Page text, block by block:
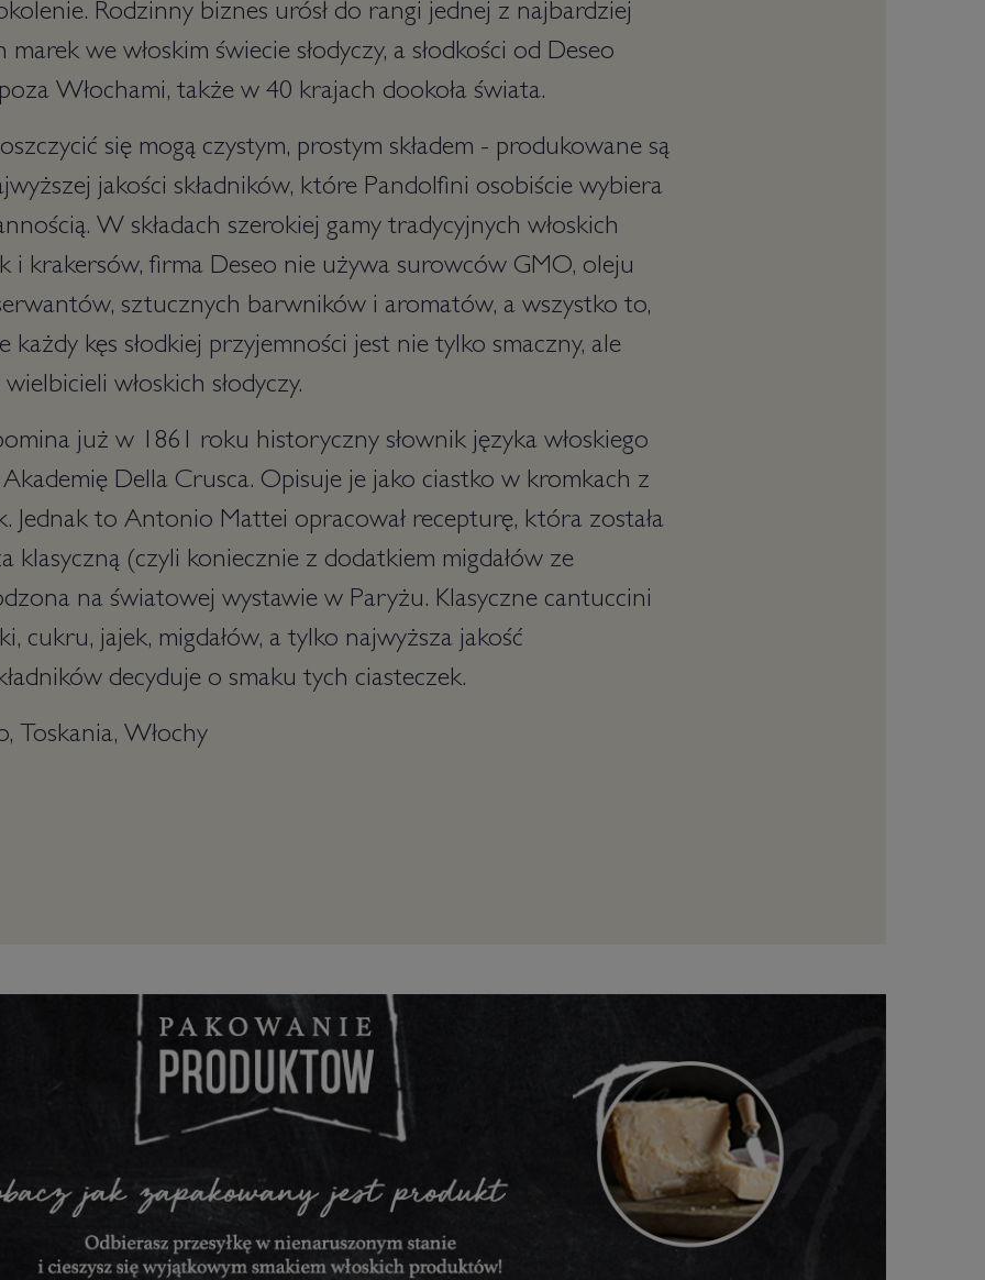
Rodzinny biznes urósł do rangi jednej z najbardziej
we włoskim świecie słodyczy, a słodkości od Deseo
Włochami, także w 40 krajach dookoła świata.
się mogą czystym, prostym składem - produkowane są
jakości składników, które Pandolfini osobiście wybiera
W składach szerokiej gamy tradycyjnych włoskich
i krakersów, firma Deseo nie używa surowców GMO, oleju
sztucznych barwników i aromatów, a wszystko to,
każdy kęs słodkiej przyjemności jest nie tylko smaczny, ale
włoskich słodyczy.
już w 1861 roku historyczny słownik języka włoskiego
Della Crusca. Opisuje je jako ciastko w kromkach z
Jednak to Antonio Mattei opracował recepturę, która została
klasyczną (czyli koniecznie z dodatkiem migdałów ze
na światowej wystawie w Paryżu. Klasyczne cantuccini
cukru, jajek, migdałów, a tylko najwyższa jakość
decyduje o smaku tych ciasteczek.
Toskania, Włochy